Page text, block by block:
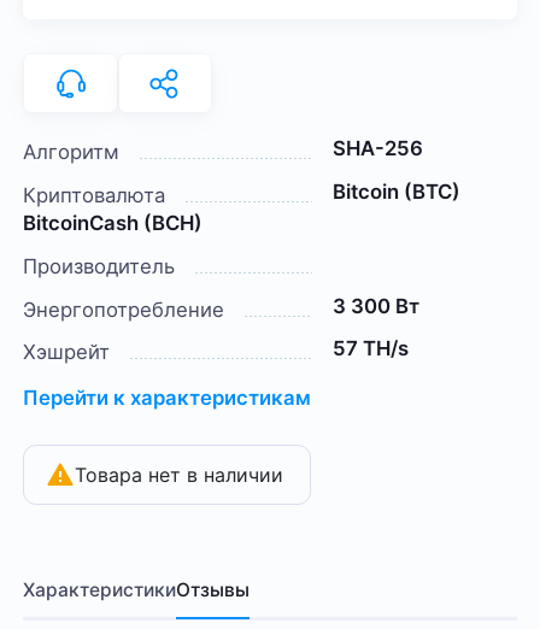
Алгоритм
SHA-256
Криптовалюта
Bitcoin (BTC)
BitcoinCash (BCH)
Производитель
Энергопотребление
3 300 Вт
Хэшрейт
57 TH/s
Перейти к характеристикам
Товара нет в наличии
ХарактеристикиОтзывы